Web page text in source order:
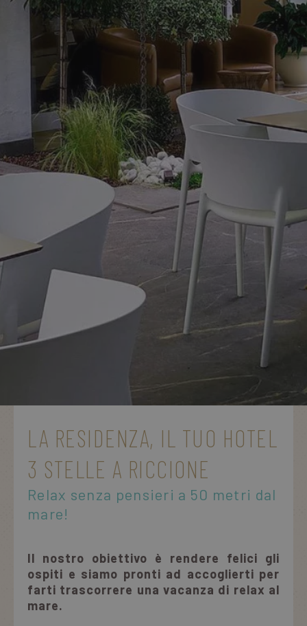
LA RESIDENZA, IL TUO HOTEL
3 STELLE A RICCIONE
Relax senza pensieri a 50 metri dal
mare!
Il nostro obiettivo è rendere felici gli
ospiti e siamo pronti ad accoglierti per
farti trascorrere una vacanza di relax al
mare.